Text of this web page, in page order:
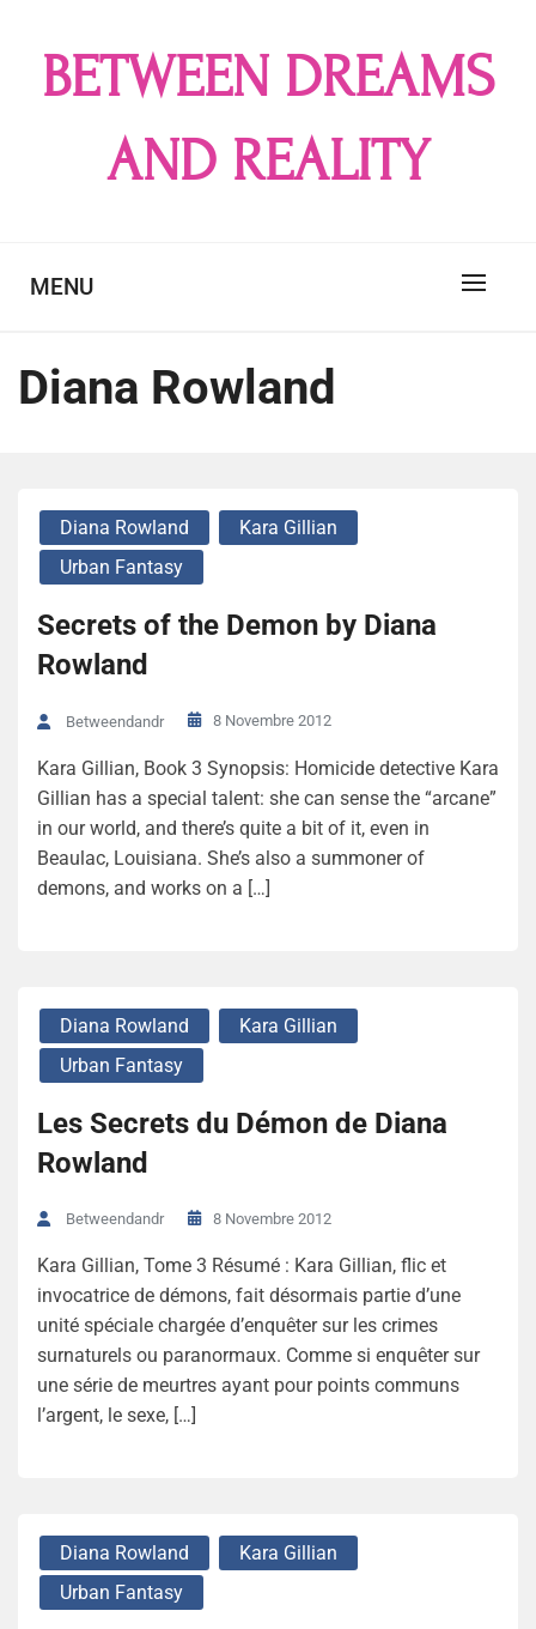
contentBETWEEN DREAMS
AND REALITY
MENU
Diana Rowland
Diana Rowland
Kara Gillian
Urban Fantasy
Secrets of the Demon by Diana
Rowland
Betweendandr 8 Novembre 2012
Kara Gillian, Book 3 Synopsis: Homicide detective Kara
Gillian has a special talent: she can sense the “arcane”
in our world, and there’s quite a bit of it, even in
Beaulac, Louisiana. She’s also a summoner of
demons, and works on a […]
Diana Rowland
Kara Gillian
Urban Fantasy
Les Secrets du Démon de Diana
Rowland
Betweendandr 8 Novembre 2012
Kara Gillian, Tome 3 Résumé : Kara Gillian, flic et
invocatrice de démons, fait désormais partie d’une
unité spéciale chargée d’enquêter sur les crimes
surnaturels ou paranormaux. Comme si enquêter sur
une série de meurtres ayant pour points communs
l’argent, le sexe, […]
Diana Rowland
Kara Gillian
Urban Fantasy